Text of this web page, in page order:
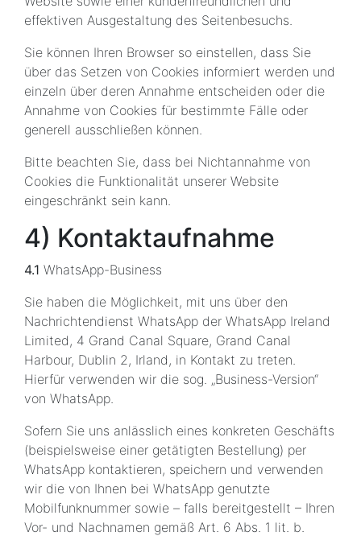
effektiven Ausgestaltung des Seitenbesuchs.
Sie können Ihren Browser so einstellen, dass Sie
über das Setzen von Cookies informiert werden und
einzeln über deren Annahme entscheiden oder die
Annahme von Cookies für bestimmte Fälle oder
generell ausschließen können.
Bitte beachten Sie, dass bei Nichtannahme von
Cookies die Funktionalität unserer Website
eingeschränkt sein kann.
4) Kontaktaufnahme
4.1 WhatsApp-Business
Sie haben die Möglichkeit, mit uns über den
Nachrichtendienst WhatsApp der WhatsApp Ireland
Limited, 4 Grand Canal Square, Grand Canal
Harbour, Dublin 2, Irland, in Kontakt zu treten.
Hierfür verwenden wir die sog. „Business-Version“
von WhatsApp.
Sofern Sie uns anlässlich eines konkreten Geschäfts
(beispielsweise einer getätigten Bestellung) per
WhatsApp kontaktieren, speichern und verwenden
wir die von Ihnen bei WhatsApp genutzte
Mobilfunknummer sowie – falls bereitgestellt – Ihren
Vor- und Nachnamen gemäß Art. 6 Abs. 1 lit. b.